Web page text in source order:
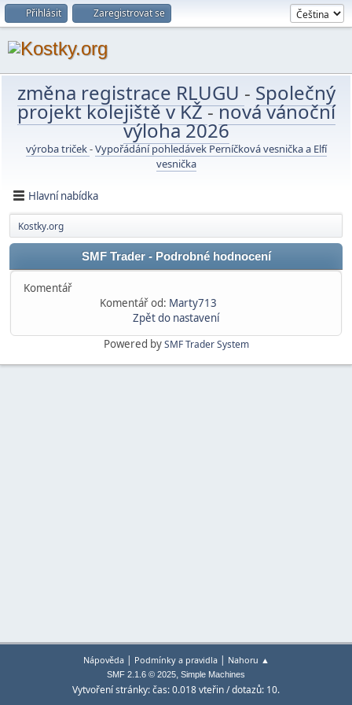
Přihlásit Zaregistrovat se
změna registrace RLUGU - Společný
projekt kolejiště v KŽ-nová vánoční
výloha 2026
výroba triček-Vypořádání pohledávek Perníčková vesnička a Elfí
vesnička
Hlavní nabídka
Kostky.org
SMF Trader - Podrobné hodnocení
Komentář
Komentář od: Marty713
Zpět do nastavení
Powered bySMF Trader System
Nápověda| Podmínky a pravidla| Nahoru ▲
SMF 2.1.6 © 2025, Simple Machines
Vytvoření stránky: čas: 0.018 vteřin / dotazů: 10.